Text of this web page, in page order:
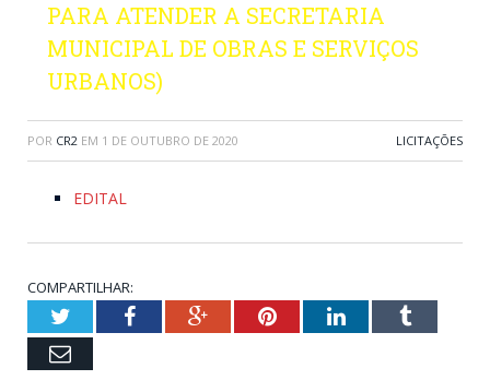
PARA ATENDER A SECRETARIA
MUNICIPAL DE OBRAS E SERVIÇOS
URBANOS)
POR CR2 EM 1 DE OUTUBRO DE 2020 LICITAÇÕES
EDITAL
COMPARTILHAR:
TwitterFacebookGoogle+PinterestLinkedInTumblr
Email